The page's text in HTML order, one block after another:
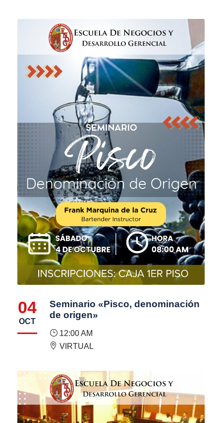
04
OCT
Seminario «Pisco, denominación
de origen»
12:00 AM
VIRTUAL